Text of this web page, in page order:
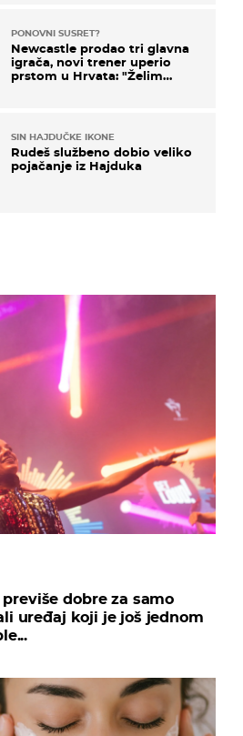
PONOVNI SUSRET?
Newcastle prodao tri glavna
igrača, novi trener uperio
prstom u Hrvata: "Želim
SIN HAJDUČKE IKONE
Rudeš službeno dobio veliko
pojačanje iz Hajduka
dobre za samo
uređaj koji je još jednom